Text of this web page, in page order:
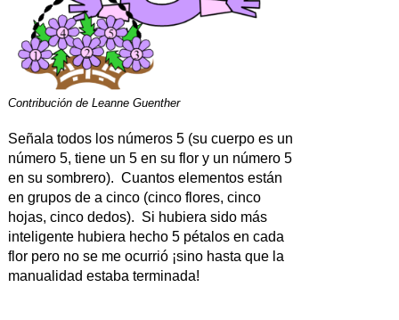
Contribución de Leanne Guenther
Señala todos los números 5 (su cuerpo es un
número 5, tiene un 5 en su flor y un número 5
en su sombrero). Cuantos elementos están
en grupos de a cinco (cinco flores, cinco
hojas, cinco dedos). Si hubiera sido más
inteligente hubiera hecho 5 pétalos en cada
flor pero no se me ocurrió ¡sino hasta que la
manualidad estaba terminada!